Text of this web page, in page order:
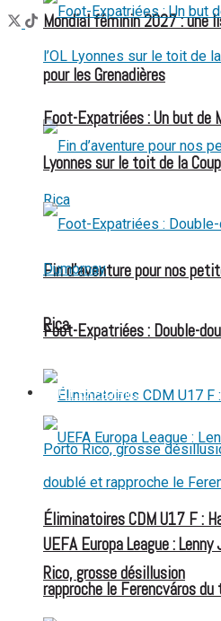
Mondial féminin 2027 : une
pour les Grenadières
Fin d’aventure pour nos
Rica
Éliminatoires CDM U17 F :
Rico, grosse désillusion
Foot-Expatriées : Un but de
Lyonnes sur le toit de la
Foot-Expatriées : Double-
FOOT EXPATRIÉS
UEFA Europa League :
rapproche le Ferencváros